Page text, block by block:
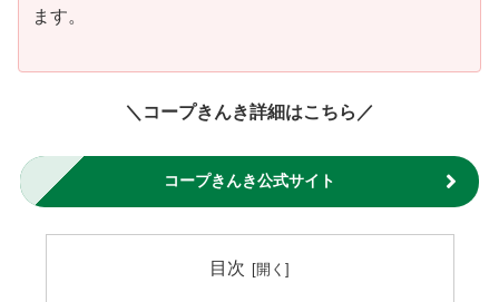
ます。
＼コープきんき詳細はこちら／
コープきんき公式サイト
目次